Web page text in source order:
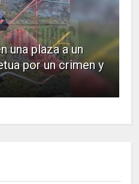
una plaza a un
por un crimen y